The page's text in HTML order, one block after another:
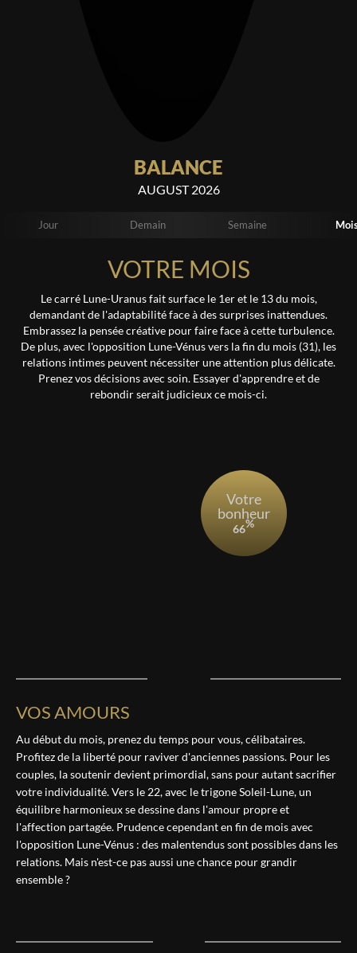
BALANCE
AUGUST 2026
Jour Demain Semaine
VOTRE MOIS
Le carré Lune-Uranus fait surface le 1er et le 13 du mois,
demandant de l'adaptabilité face à des surprises inattendues.
Embrassez la pensée créative pour faire face à cette turbulence.
De plus, avec l'opposition Lune-Vénus vers la fin du mois (31), les
relations intimes peuvent nécessiter une attention plus délicate.
Prenez vos décisions avec soin. Essayer d'apprendre et de
rebondir serait judicieux ce mois-ci.
votre
bonheur
66%
VOS AMOURS
Au début du mois, prenez du temps pour vous, célibataires.
Profitez de la liberté pour raviver d'anciennes passions. Pour les
couples, la soutenir devient primordial, sans pour autant sacrifier
votre individualité. Vers le 22, avec le trigone Soleil-Lune, un
équilibre harmonieux se dessine dans l'amour propre et
l'affection partagée. Prudence cependant en fin de mois avec
l'opposition Lune-Vénus : des malentendus sont possibles dans les
relations. Mais n'est-ce pas aussi une chance pour grandir
ensemble ?